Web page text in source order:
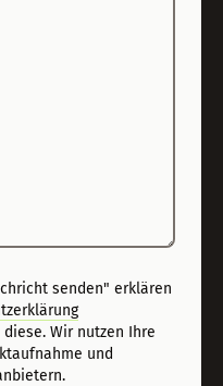
senden" erklären
Wir nutzen Ihre
und